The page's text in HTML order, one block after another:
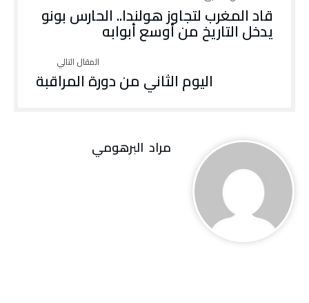
قاد المغرب لتجاوز هولندا.. الحارس بونو
يدخل التاريخ من أوسع أبوابه
اليوم الثاني من دورة المراقبة
مراد‭ ‬ البرهومي